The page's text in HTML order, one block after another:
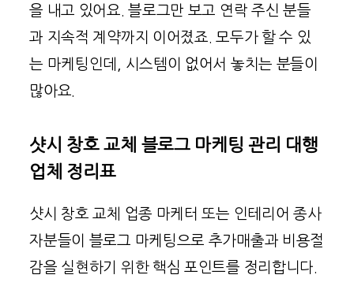
을 내고 있어요. 블로그만 보고 연락 주신 분들
과 지속적 계약까지 이어졌죠. 모두가 할 수 있
는 마케팅인데, 시스템이 없어서 놓치는 분들이
많아요.
샷시 창호 교체 블로그 마케팅 관리 대행
업체 정리표
샷시 창호 교체 업종 마케터 또는 인테리어 종사
자분들이 블로그 마케팅으로 추가매출과 비용절
감을 실현하기 위한 핵심 포인트를 정리합니다.